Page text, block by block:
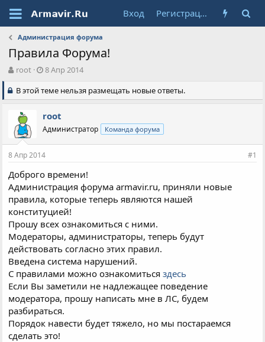
Вход Регистрация
Администрация форума
Правила Форума!
А
т
о
т
е
м
ы
root
Д
т
а
а
ч
а
л
8 Апр 2014
В этой теме нельзя размещать новые ответы.
root
Администратор Команда форума
8 Апр 2014 #1
Доброго времени!
Администрация форума armavir.ru, приняли новые
правила, которые теперь являются нашей
конституцией!
Прошу всех ознакомиться с ними.
Модераторы, администраторы, теперь будут
действовать согласно этих правил.
Введена система нарушений.
С правилами можно ознакомитьсяздесь
Если Вы заметили не надлежащее поведение
модератора, прошу написать мне в ЛС, будем
разбираться.
Порядок навести будет тяжело, но мы постараемся
сделать это!